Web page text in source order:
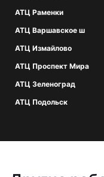
АТЦ Раменки
АТЦ Варшавское ш
АТЦ Измайлово
АТЦ Проспект Мира
АТЦ Зеленоград
АТЦ Подольск